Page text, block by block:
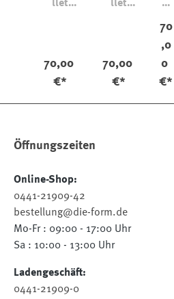
llet
70,00
€*
llet
70,00
€*
m
lle
t
Vi
nt
70
,0
0
€*
Öffnungszeiten
Online-Shop:
0441-21909-42
bestellung@die-form.de
Mo-Fr : 09:00 - 17:00 Uhr
Sa : 10:00 - 13:00 Uhr
Ladengeschäft:
0441-21909-0